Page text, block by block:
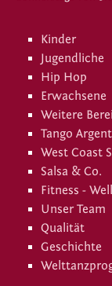
Kinder
Jugendliche
Hip Hop
Erwachsene
Weitere
Tango
West Coast
Salsa & Co.
Fitness -
Unser Team
Qualität
Geschichte